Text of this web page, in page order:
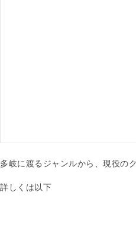
多岐に渡るジャンルから、現役の
詳しくは以下